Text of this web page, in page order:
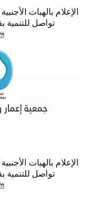
الإعلام بالهبات
تواصل للتنمية بقابس
الإعلام بالهبات
تواصل للتنمية بقابس